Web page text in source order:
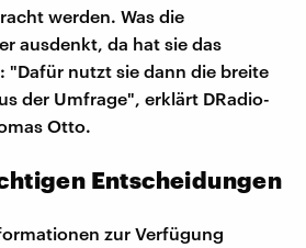
werden. Was die
ausdenkt, da hat sie das
"Dafür nutzt sie dann die breite
der Umfrage", erklärt DRadio-
Otto.
Entscheidungen
zur Verfügung